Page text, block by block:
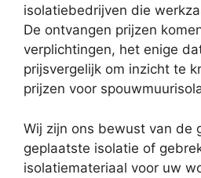
isolatiebedrijven die
De ontvangen prijzen
verplichtingen, het enige
prijsvergelijk om inzicht te
prijzen voor
Wij zijn ons bewust van de
geplaatste isolatie of
isolatiemateriaal voor uw